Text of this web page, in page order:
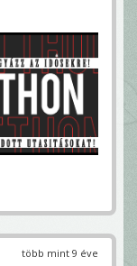
több mint 9 éve